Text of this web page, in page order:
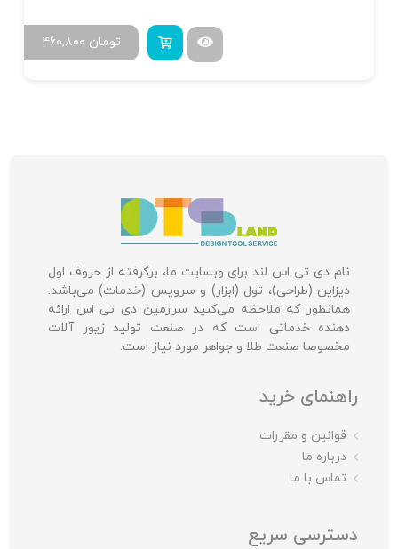
۴۶۰,۸۰۰ تومان
نام دی تی اس لند برای وبسایت ما، برگرفته از حروف اول
دیزاین (طراحی)، تول (ابزار) و سرویس (خدمات) می‌باشد.
همانطور که ملاحظه می‌کنید سرزمین دی تی اس ارائه
دهنده خدماتی است که در صنعت تولید زیور آلات
مخصوصا صنعت طلا و جواهر مورد نیاز است.
راهنمای خرید
قوانین و مقررات
درباره ما
تماس با ما
دسترسی سریع